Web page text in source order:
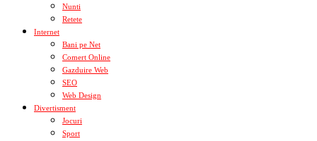
Nunti
Retete
Internet
Bani pe Net
Comert Online
Gazduire Web
SEO
Web Design
Divertisment
Jocuri
Sport